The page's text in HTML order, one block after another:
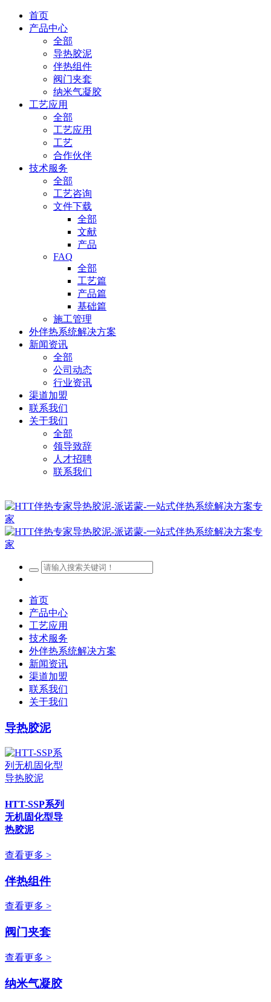
首页
产品中心
全部
导热胶泥
伴热组件
阀门夹套
纳米气凝胶
工艺应用
全部
工艺应用
工艺
合作伙伴
技术服务
全部
工艺咨询
文件下载
全部
文献
产品
FAQ
全部
工艺篇
产品篇
基础篇
施工管理
外伴热系统解决方案
新闻资讯
全部
公司动态
行业资讯
渠道加盟
联系我们
关于我们
全部
领导致辞
人才招聘
联系我们
首页
产品中心
工艺应用
技术服务
外伴热系统解决方案
新闻资讯
渠道加盟
联系我们
关于我们
导热胶泥
HTT-SSP系列
无机固化型导
热胶泥
查看更多 >
伴热组件
查看更多 >
阀门夹套
查看更多 >
纳米气凝胶